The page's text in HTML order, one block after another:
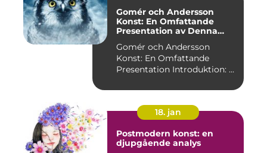
Gomér och Andersson
Konst: En Omfattande
Presentation av Denna
Gomér och Andersson
Konst: En Omfattande
Presentation Introduktion: ...
18. jan
Postmodern konst: en
djupgående analys